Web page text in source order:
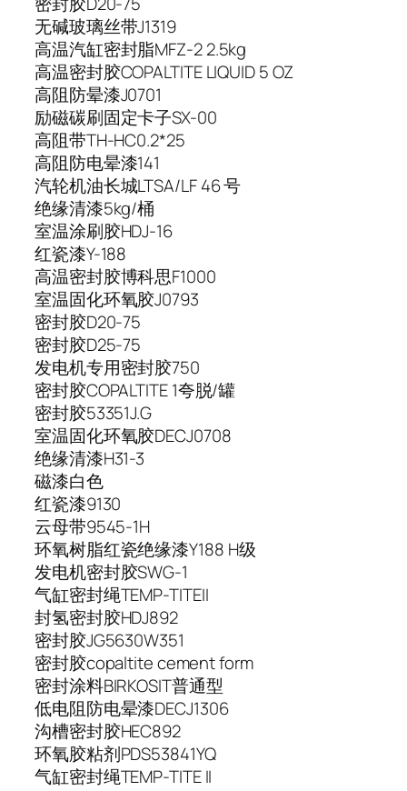
无碱玻璃丝带J1319
高温汽缸密封脂MFZ-2 2.5kg
高温密封胶COPALTITE LIQUID 5 OZ
高阻防晕漆J0701
励磁碳刷固定卡子SX-00
高阻带TH-HC0.2*25
高阻防电晕漆141
汽轮机油长城LTSA/LF 46 号
绝缘清漆5kg/桶
室温涂刷胶HDJ-16
红瓷漆Y-188
高温密封胶博科思F1000
室温固化环氧胶J0793
密封胶D20-75
密封胶D25-75
发电机专用密封胶750
密封胶COPALTITE 1夸脱/罐
密封胶53351J.G
室温固化环氧胶DECJ0708
绝缘清漆H31-3
磁漆白色
红瓷漆9130
云母带9545-1H
环氧树脂红瓷绝缘漆Y188 H级
发电机密封胶SWG-1
气缸密封绳TEMP-TITEII
封氢密封胶HDJ892
密封胶JG5630W351
密封胶copaltite cement form
密封涂料BIRKOSIT普通型
低电阻防电晕漆DECJ1306
沟槽密封胶HEC892
环氧胶粘剂PDS53841YQ
气缸密封绳TEMP-TITE II